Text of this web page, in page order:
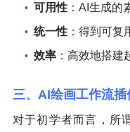
可用性 ：AI生成的
统一性 ：得到可复
效率 ：高效地搭建
三、AI绘画工作流
对于初学者而言，所